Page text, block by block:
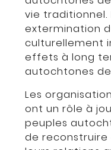
vie traditionnel.
extermination
culturellement
effets à long
autochtones
Les
ont un rôle à
peuples
de